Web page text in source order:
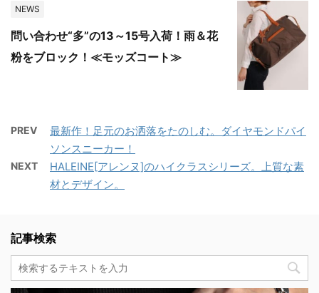
NEWS
問い合わせ“多”の13～15号入荷！雨＆花
粉をブロック！≪モッズコート≫
PREV
最新作！足元のお洒落をたのしむ。ダイヤモンドパイ
ソンスニーカー！
NEXT
HALEINE[アレンヌ]のハイクラスシリーズ。上質な素
材とデザイン。
記事検索